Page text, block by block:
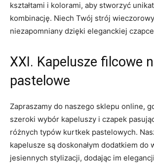
kształtami i kolorami, ‍aby ⁤stworzyć
kombinację. Niech ⁣Twój strój​
niezapomniany dzięki eleganckiej
XXI. Kapelusze filcowe⁤
pastelowe
Zapraszamy do naszego sklepu ⁢online,
szeroki wybór kapeluszy i czapek​
różnych typów kurtkek pastelowych.
kapelusze są doskonałym dodatkiem ⁣do
jesiennych stylizacji, dodając im⁢